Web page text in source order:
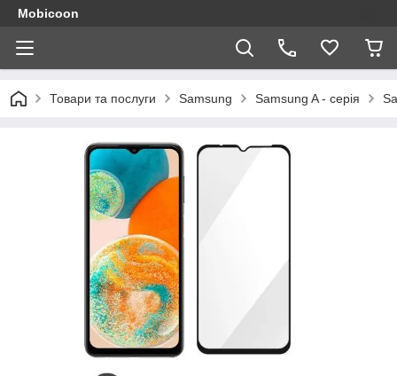
Mobicoon
Товари та послуги Samsung Samsung A - серія